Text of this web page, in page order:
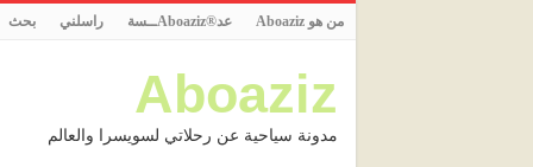
من هو Aboaziz عد®Aboazizــسة راسلني بحث
Aboaziz
مدونة سياحية عن رحلاتي لسويسرا والعالم